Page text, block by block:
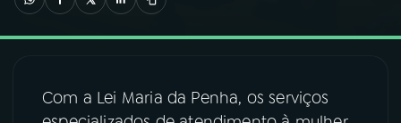
03PROGRAMAÇÃO
04PROGRAMAS
Com a Lei Maria da Penha, os serviços